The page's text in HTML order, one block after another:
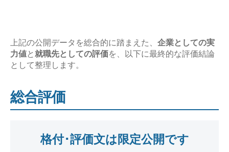
上記の公開データを総合的に踏まえた、 企業としての実
力値と就職先としての評価を、以下に最終的な評価結論
として整理します。
総合評価
格付･評価文は限定公開です